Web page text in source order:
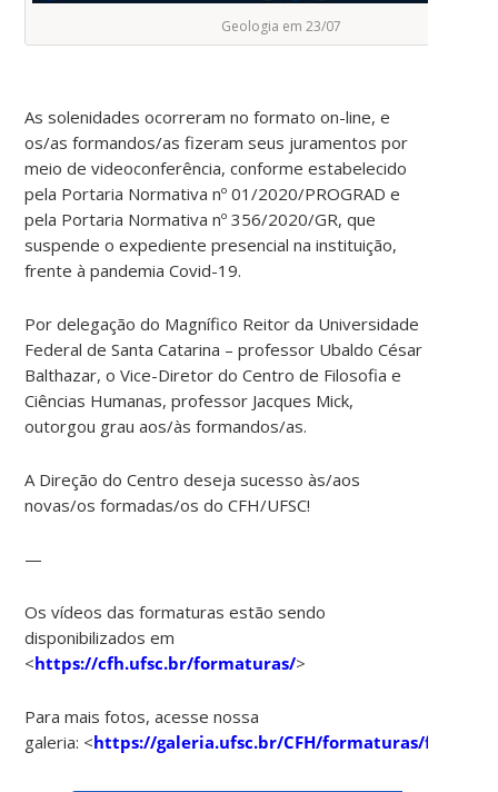
Geologia em 23/07
As solenidades ocorreram no formato on-line, e
os/as formandos/as fizeram seus juramentos por
meio de videoconferência, conforme estabelecido
pela Portaria Normativa nº 01/2020/PROGRAD e
pela Portaria Normativa nº 356/2020/GR, que
suspende o expediente presencial na instituição,
frente à pandemia Covid-19.
Por delegação do Magnífico Reitor da Universidade
Federal de Santa Catarina – professor Ubaldo César
Balthazar, o Vice-Diretor do Centro de Filosofia e
Ciências Humanas, professor Jacques Mick,
outorgou grau aos/às formandos/as.
A Direção do Centro deseja sucesso às/aos
novas/os formadas/os do CFH/UFSC!
—
Os vídeos das formaturas estão sendo
disponibilizados em
<https://cfh.ufsc.br/formaturas/>
Para mais fotos, acesse nossa
galeria: <https://galeria.ufsc.br/CFH/formaturas/